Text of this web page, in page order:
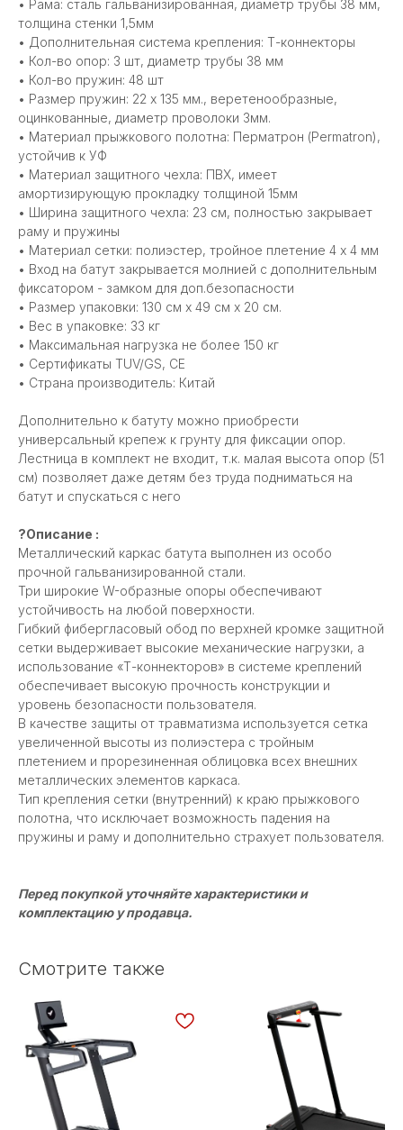
• Рама: сталь гальванизированная, диаметр трубы 38 мм,
толщина стенки 1,5мм
• Дополнительная система крепления: Т-коннекторы
• Кол-во опор: 3 шт, диаметр трубы 38 мм
• Кол-во пружин: 48 шт
• Размер пружин: 22 х 135 мм., веретенообразные,
оцинкованные, диаметр проволоки 3мм.
• Материал прыжкового полотна: Перматрон (Permatron),
устойчив к УФ
• Материал защитного чехла: ПВХ, имеет
амортизирующую прокладку толщиной 15мм
• Ширина защитного чехла: 23 см, полностью закрывает
раму и пружины
• Материал сетки: полиэстер, тройное плетение 4 х 4 мм
• Вход на батут закрывается молнией с дополнительным
фиксатором - замком для доп.безопасности
• Размер упаковки: 130 см х 49 см х 20 см.
• Вес в упаковке: 33 кг
• Максимальная нагрузка не более 150 кг
• Сертификаты TUV/GS, CE
• Страна производитель: Китай
Дополнительно к батуту можно приобрести
универсальный крепеж к грунту для фиксации опор.
Лестница в комплект не входит, т.к. малая высота опор (51
см) позволяет даже детям без труда подниматься на
батут и спускаться с него
?Описание :
Металлический каркас батута выполнен из особо
прочной гальванизированной стали.
Три широкие W-образные опоры обеспечивают
устойчивость на любой поверхности.
Гибкий фибергласовый обод по верхней кромке защитной
сетки выдерживает высокие механические нагрузки, а
использование «Т-коннекторов» в системе креплений
обеспечивает высокую прочность конструкции и
уровень безопасности пользователя.
В качестве защиты от травматизма используется сетка
увеличенной высоты из полиэстера с тройным
плетением и прорезиненная облицовка всех внешних
металлических элементов каркаса.
Тип крепления сетки (внутренний) к краю прыжкового
полотна, что исключает возможность падения на
пружины и раму и дополнительно страхует пользователя.
Перед покупкой уточняйте характеристики и
комплектацию у продавца.
Смотрите также